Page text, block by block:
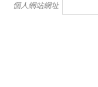
個人網站網址